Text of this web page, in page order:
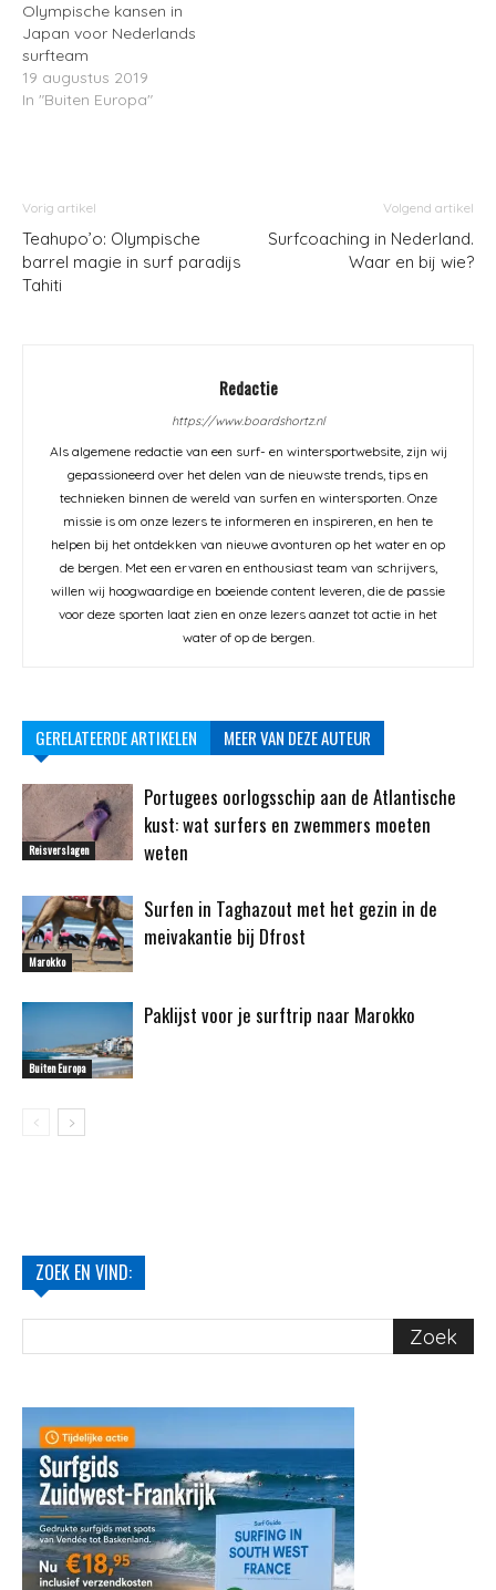
Olympische kansen in
Japan voor Nederlands
surfteam
19 augustus 2019
In "Buiten Europa"
Vorig artikel
Teahupo’o: Olympische
barrel magie in surf paradijs
Tahiti
Volgend artikel
Surfcoaching in Nederland.
Waar en bij wie?
Redactie
https://www.boardshortz.nl
Als algemene redactie van een surf- en wintersportwebsite, zijn wij
gepassioneerd over het delen van de nieuwste trends, tips en
technieken binnen de wereld van surfen en wintersporten. Onze
missie is om onze lezers te informeren en inspireren, en hen te
helpen bij het ontdekken van nieuwe avonturen op het water en op
de bergen. Met een ervaren en enthousiast team van schrijvers,
willen wij hoogwaardige en boeiende content leveren, die de passie
voor deze sporten laat zien en onze lezers aanzet tot actie in het
water of op de bergen.
GERELATEERDE ARTIKELEN MEER VAN DEZE AUTEUR
Reisverslagen
Portugees oorlogsschip aan de Atlantische
kust: wat surfers en zwemmers moeten
weten
Marokko
Surfen in Taghazout met het gezin in de
meivakantie bij Dfrost
Buiten Europa
Paklijst voor je surftrip naar Marokko
ZOEK EN VIND: